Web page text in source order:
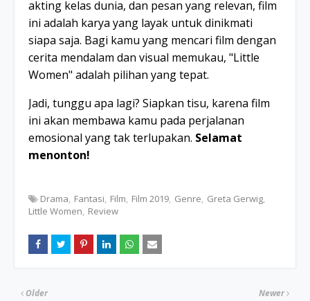
akting kelas dunia, dan pesan yang relevan, film
ini adalah karya yang layak untuk dinikmati
siapa saja. Bagi kamu yang mencari film dengan
cerita mendalam dan visual memukau, "Little
Women" adalah pilihan yang tepat.
Jadi, tunggu apa lagi? Siapkan tisu, karena film
ini akan membawa kamu pada perjalanan
emosional yang tak terlupakan. Selamat
menonton!
Drama Fantasi Film Film 2019 Genre Greta Gerwig
Little Women Review
Newer
Older